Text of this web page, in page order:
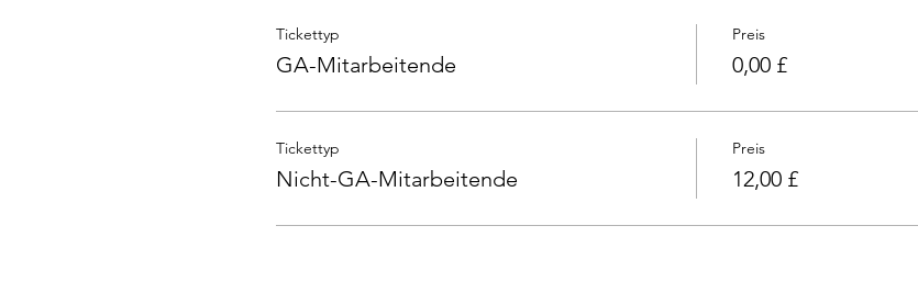
Tickettyp
GA-Mitarbeitende
Preis
0,00 £
Tickettyp
Nicht-GA-Mitarbeitende
Preis
12,00 £